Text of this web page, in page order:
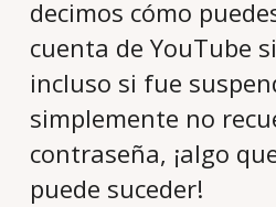
decimos cómo
cuenta de YouTube
incluso si fue
simplemente no
contraseña, ¡algo
puede suceder!